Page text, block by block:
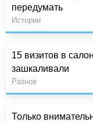
передумать
Истории
15 визитов в
зашкаливали
Разное
Только